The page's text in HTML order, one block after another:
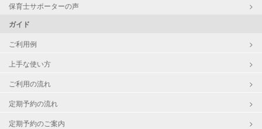
保育士サポーターの声
ガイド
ご利用例
上手な使い方
ご利用の流れ
定期予約の流れ
定期予約のご案内